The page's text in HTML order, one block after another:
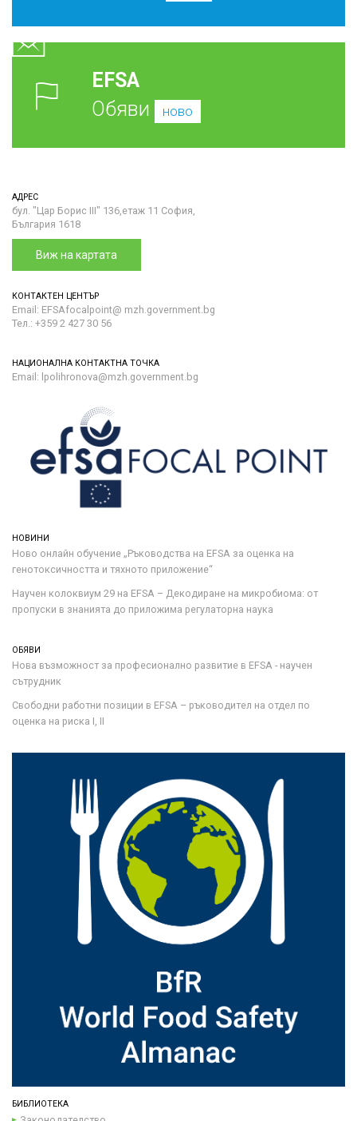
EFSA
Обяви
ново
АДРЕС
бул. "Цар Борис III" 136,етаж 11 София,
България 1618
Виж на картата
КОНТАКТЕН ЦЕНТЪР
Email: EFSAfocalpoint@ mzh.government.bg
Тел.: +359 2 427 30 56
НАЦИОНАЛНА КОНТАКТНА ТОЧКА
Email: lpolihronova@mzh.government.bg
НОВИНИ
Ново онлайн обучение „Ръководства на ЕFSA за оценка на
генотоксичността и тяхното приложение“
Научен колоквиум 29 на EFSA – Декодиране на микробиома: от
пропуски в знанията до приложима регулаторна наука
ОБЯВИ
Нова възможност за професионално развитие в EFSA - научен
сътрудник
Свободни работни позиции в EFSA – ръководител на отдел по
оценка на риска I, II
БИБЛИОТЕКА